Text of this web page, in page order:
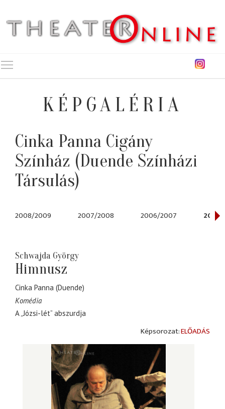
KÉPGALÉRIA
Cinka Panna Cigány
Színház (Duende Színházi
Társulás)
2008/2009 2007/2008 2006/2007
Schwajda György
Himnusz
Cinka Panna (Duende)
Komédia
A „Józsi-lét” abszurdja
ELŐADÁS